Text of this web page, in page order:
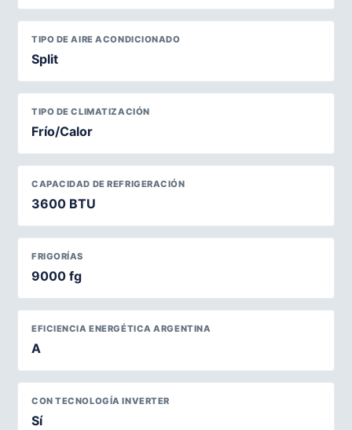
TIPO DE AIRE ACONDICIONADO
Split
TIPO DE CLIMATIZACIÓN
Frío/Calor
CAPACIDAD DE REFRIGERACIÓN
3600 BTU
FRIGORÍAS
9000 fg
EFICIENCIA ENERGÉTICA ARGENTINA
A
CON TECNOLOGÍA INVERTER
Sí